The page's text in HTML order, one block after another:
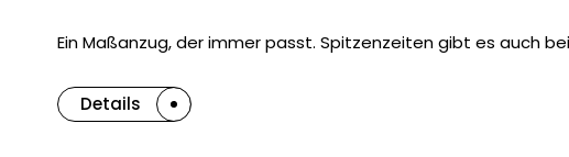
Ein Maßanzug, der immer passt. Spitzenzeiten gibt es auch
Details